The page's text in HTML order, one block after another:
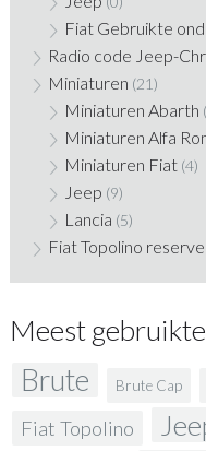
Fiat Gebruikte
Radio code Jeep-
Miniaturen (21)
Miniaturen Abarth
Miniaturen Alfa
Miniaturen Fiat (4)
Jeep (9)
Lancia (5)
Fiat Topolino
Meest
Brute Brute Cap
Fiat Topolino